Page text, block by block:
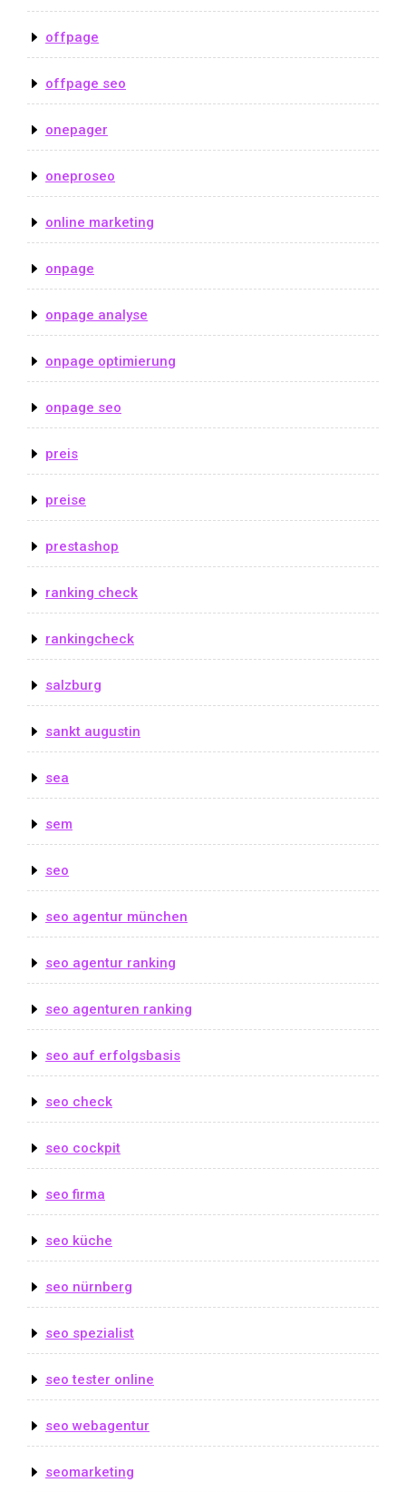
offpage
offpage seo
onepager
oneproseo
online marketing
onpage
onpage analyse
onpage optimierung
onpage seo
preis
preise
prestashop
ranking check
rankingcheck
salzburg
sankt augustin
sea
sem
seo
seo agentur münchen
seo agentur ranking
seo agenturen ranking
seo auf erfolgsbasis
seo check
seo cockpit
seo firma
seo küche
seo nürnberg
seo spezialist
seo tester online
seo webagentur
seomarketing